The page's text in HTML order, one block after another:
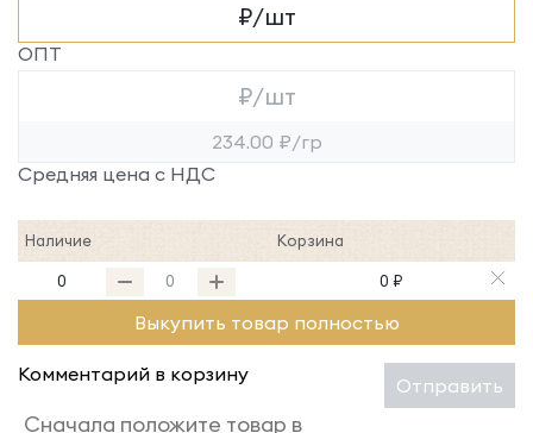
₽/шт
ОПТ
₽/шт
234.00 ₽/гр
Средняя цена с НДС
Наличие Корзина
0 0 ₽
Выкупить товар полностью
Комментарий в корзину Отправить